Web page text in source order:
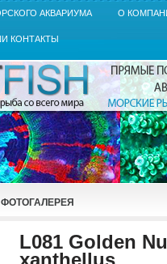
АКВАРИУМА О
КОНТАКТЫ
ФОТОГАЛЕРЕЯ
L081 Golden
xanthellus